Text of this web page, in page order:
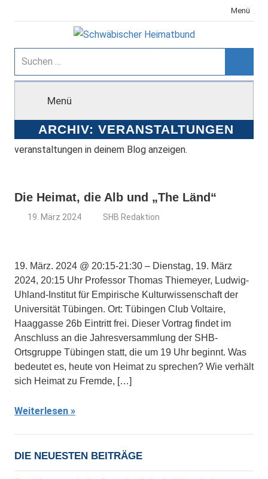
Inhalt
Menü
Schwäbischer
Heimatbund
Suchen
nach:
Menü
ARCHIV: VERANSTALTUNGEN
veranstaltungen in deinem Blog anzeigen.
Die Heimat, die Alb und „The Länd“
19. März 2024 SHB Redaktion
19. März. 2024 @ 20:15-21:30 – Dienstag, 19. März
2024, 20:15 Uhr Professor Thomas Thiemeyer, Ludwig-
Uhland-Institut für Empirische Kulturwissenschaft der
Universität Tübingen. Ort: Tübingen Club Voltaire,
Haaggasse 26b Eintritt frei. Dieser Vortrag findet im
Anschluss an die Jahresversammlung der SHB-
Ortsgruppe Tübingen statt, die um 19 Uhr beginnt. Was
bedeutet es, heute von Heimat zu sprechen? Wie verhält
sich Heimat zu Fremde, […]
Weiterlesen
DIE NEUESTEN BEITRÄGE